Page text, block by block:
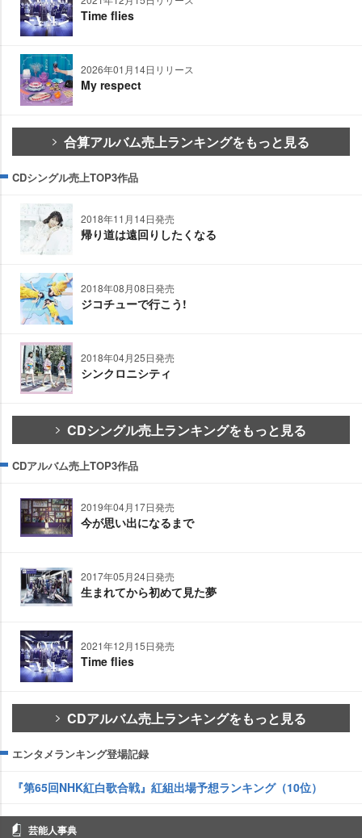
Time flies
2026年01月14日リリース
My respect
合算アルバム売上ランキングをもっと見る
CDシングル売上TOP3作品
2018年11月14日発売
帰り道は遠回りしたくなる
2018年08月08日発売
ジコチューで行こう!
2018年04月25日発売
シンクロニシティ
CDシングル売上ランキングをもっと見る
CDアルバム売上TOP3作品
2019年04月17日発売
今が思い出になるまで
2017年05月24日発売
生まれてから初めて見た夢
2021年12月15日発売
Time flies
CDアルバム売上ランキングをもっと見る
エンタメランキング登場記録
『第65回NHK紅白歌合戦』紅組出場予想ランキング（10位）
芸能人事典